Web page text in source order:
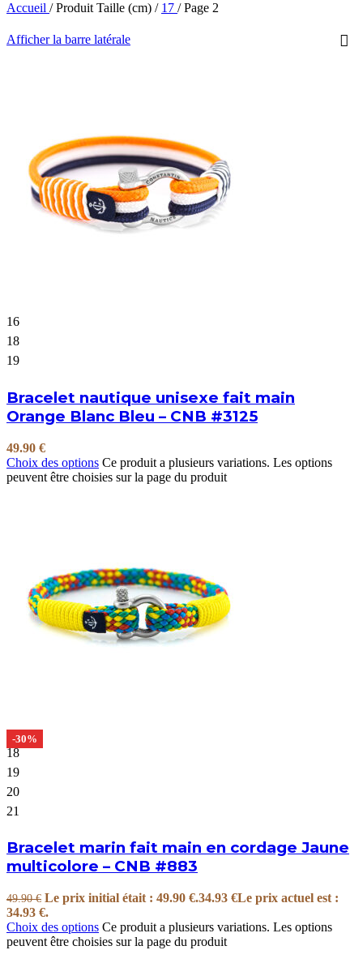
Accueil / Produit Taille (cm) / 17 / Page 2
Afficher la barre latérale
16
18
19
Bracelet nautique unisexe fait main
Orange Blanc Bleu – CNB #3125
49.90 €
Choix des options Ce produit a plusieurs variations. Les options
peuvent être choisies sur la page du produit
-30%
18
19
20
21
Bracelet marin fait main en cordage Jaune
multicolore – CNB #883
49.90€ Le prix initial était : 49.90 €.34.93 €Le prix actuel est :
34.93 €.
Choix des options Ce produit a plusieurs variations. Les options
peuvent être choisies sur la page du produit